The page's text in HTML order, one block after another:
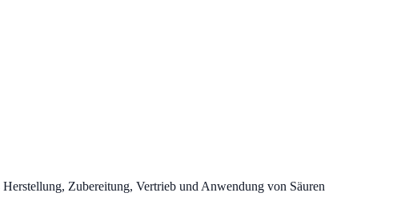
Zubereitung, Vertrieb und Anwendung von Säuren